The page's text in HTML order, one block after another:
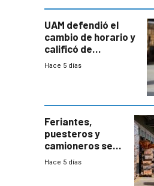
UAM defendió el
cambio de horario y
calificó de
“desproporcionado”
Hace 5 días
Feriantes,
puesteros y
camioneros se
movilizaron en
Hace 5 días